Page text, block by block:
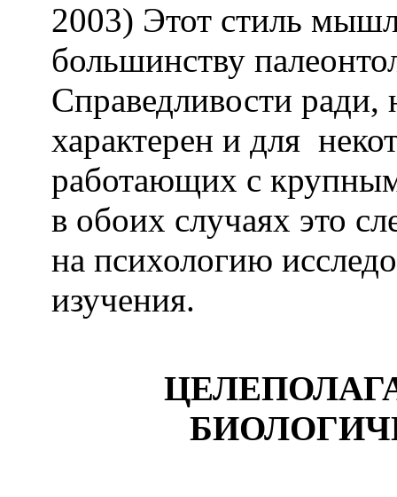
2003) Этот стиль
большинству
Справедливости ради,
характерен и для
работающих с
в обоих случаях это
на психологию
изучения.